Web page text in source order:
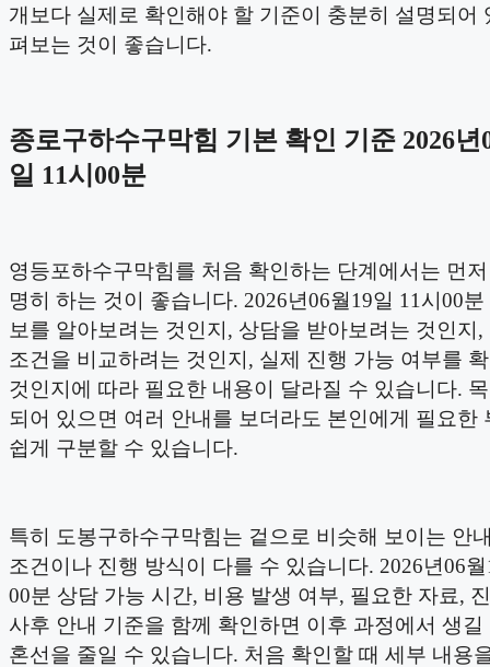
개보다 실제로 확인해야 할 기준이 충분히 설명되어
펴보는 것이 좋습니다.
종로구하수구막힘 기본 확인 기준 2026년
일 11시00분
영등포하수구막힘를 처음 확인하는 단계에서는 먼
명히 하는 것이 좋습니다. 2026년06월19일 11시00
보를 알아보려는 것인지, 상담을 받아보려는 것인지,
조건을 비교하려는 것인지, 실제 진행 가능 여부를
것인지에 따라 필요한 내용이 달라질 수 있습니다.
되어 있으면 여러 안내를 보더라도 본인에게 필요한
쉽게 구분할 수 있습니다.
특히 도봉구하수구막힘는 겉으로 비슷해 보이는 안
조건이나 진행 방식이 다를 수 있습니다. 2026년06
00분 상담 가능 시간, 비용 발생 여부, 필요한 자료,
사후 안내 기준을 함께 확인하면 이후 과정에서 생길
혼선을 줄일 수 있습니다. 처음 확인할 때 세부 내용